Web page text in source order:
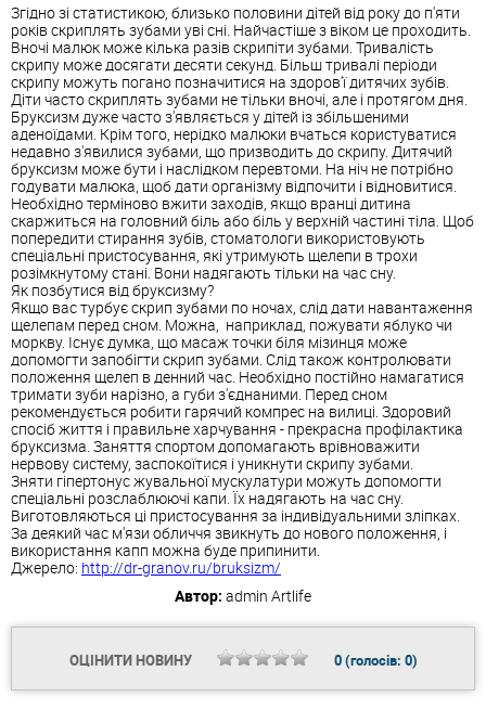
Згідно зі статистикою, близько половини дітей від року до п'яти
років скриплять зубами уві сні. Найчастіше з віком це проходить.
Вночі малюк може кілька разів скрипіти зубами. Тривалість
скрипу може досягати десяти секунд. Більш тривалі періоди
скрипу можуть погано позначитися на здоров'ї дитячих зубів.
Діти часто скриплять зубами не тільки вночі, але і протягом дня.
Бруксизм дуже часто з'являється у дітей із збільшеними
аденоїдами. Крім того, нерідко малюки вчаться користуватися
недавно з'явилися зубами, що призводить до скрипу. Дитячий
бруксизм може бути і наслідком перевтоми. На ніч не потрібно
годувати малюка, щоб дати організму відпочити і відновитися.
Необхідно терміново вжити заходів, якщо вранці дитина
скаржиться на головний біль або біль у верхній частині тіла. Щоб
попередити стирання зубів, стоматологи використовують
спеціальні пристосування, які утримують щелепи в трохи
розімкнутому стані. Вони надягають тільки на час сну.
Як позбутися від бруксизму?
Якщо вас турбує скрип зубами по ночах, слід дати навантаження
щелепам перед сном. Можна, наприклад, пожувати яблуко чи
моркву. Існує думка, що масаж точки біля мізинця може
допомогти запобігти скрип зубами. Слід також контролювати
положення щелеп в денний час. Необхідно постійно намагатися
тримати зуби нарізно, а губи з'єднаними. Перед сном
рекомендується робити гарячий компрес на вилиці. Здоровий
спосіб життя і правильне харчування - прекрасна профілактика
бруксизма. Заняття спортом допомагають врівноважити
нервову систему, заспокоїтися і уникнути скрипу зубами.
Зняти гіпертонус жувальної мускулатури можуть допомогти
спеціальні розслаблюючі капи. Їх надягають на час сну.
Виготовляються ці пристосування за індивідуальними зліпках.
За деякий час м'язи обличчя звикнуть до нового положення, і
використання капп можна буде припинити.
Джерело: http://dr-granov.ru/bruksizm/
Автор: admin Artlife
ОЦІНИТИ НОВИНУ 0(голосів: 0)